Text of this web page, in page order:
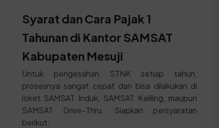
Syarat dan Cara Pajak 1
Tahunan di Kantor SAMSAT
Kabupaten Mesuji
Untuk pengesahan STNK setiap tahun,
prosesnya sangat cepat dan bisa dilakukan di
loket SAMSAT Induk, SAMSAT Keliling, maupun
SAMSAT Drive-Thru. Siapkan persyaratan
berikut: